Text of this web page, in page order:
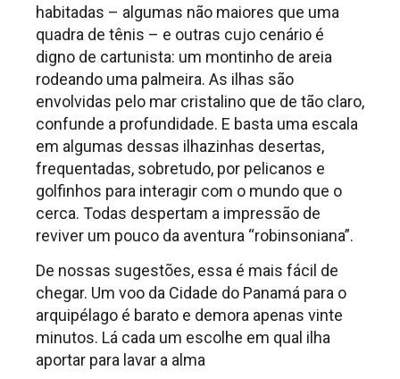
habitadas – algumas não maiores que uma
quadra de tênis – e outras cujo cenário é
digno de cartunista: um montinho de areia
rodeando uma palmeira. As ilhas são
envolvidas pelo mar cristalino que de tão claro,
confunde a profundidade. E basta uma escala
em algumas dessas ilhazinhas desertas,
frequentadas, sobretudo, por pelicanos e
golfinhos para interagir com o mundo que o
cerca. Todas despertam a impressão de
reviver um pouco da aventura “robinsoniana”.
De nossas sugestões, essa é mais fácil de
chegar. Um voo da Cidade do Panamá para o
arquipélago é barato e demora apenas vinte
minutos. Lá cada um escolhe em qual ilha
aportar para lavar a alma